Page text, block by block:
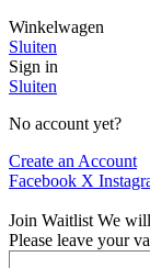
Winkelwagen
Sluiten
Sign in
Sluiten
No account yet?
Create an Account
Facebook X
Join Waitlist We
Please leave your